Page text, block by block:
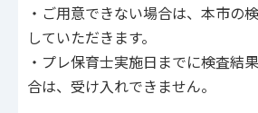
・ご用意できない場合は、本市の
していただきます。
・プレ保育士実施日までに検査結
合は、受け入れできません。